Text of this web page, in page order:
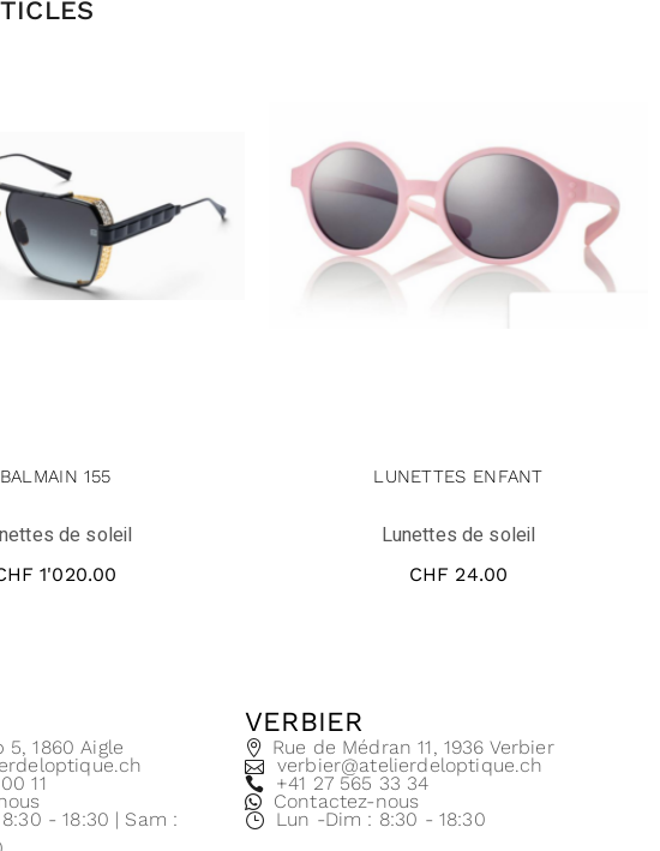
BALMAIN 155
de soleil
1'020.00
LUNETTES ENFANT
Lunettes de soleil
CHF 24.00
5, 1860 Aigle
11
- 18:30 | Sam :
VERBIER
Rue de Médran 11, 1936 Verbier
verbier@atelierdeloptique.ch
+41 27 565 33 34
Contactez-nous
Lun -Dim : 8:30 - 18:30